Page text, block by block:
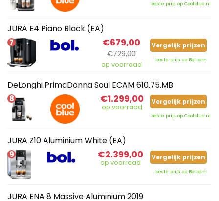
beste prijs op Coolblue.nl
JURA E4 Piano Black (EA)
7 €679,00
€729,00
op voorraad
Vergelijk prijzen
beste prijs op Bol.com
DeLonghi PrimaDonna Soul ECAM 610.75.MB
8 €1.299,00
op voorraad
Vergelijk prijzen
beste prijs op Coolblue.nl
JURA Z10 Aluminium White (EA)
9 €2.399,00
op voorraad
Vergelijk prijzen
beste prijs op Bol.com
JURA ENA 8 Massive Aluminium 2019